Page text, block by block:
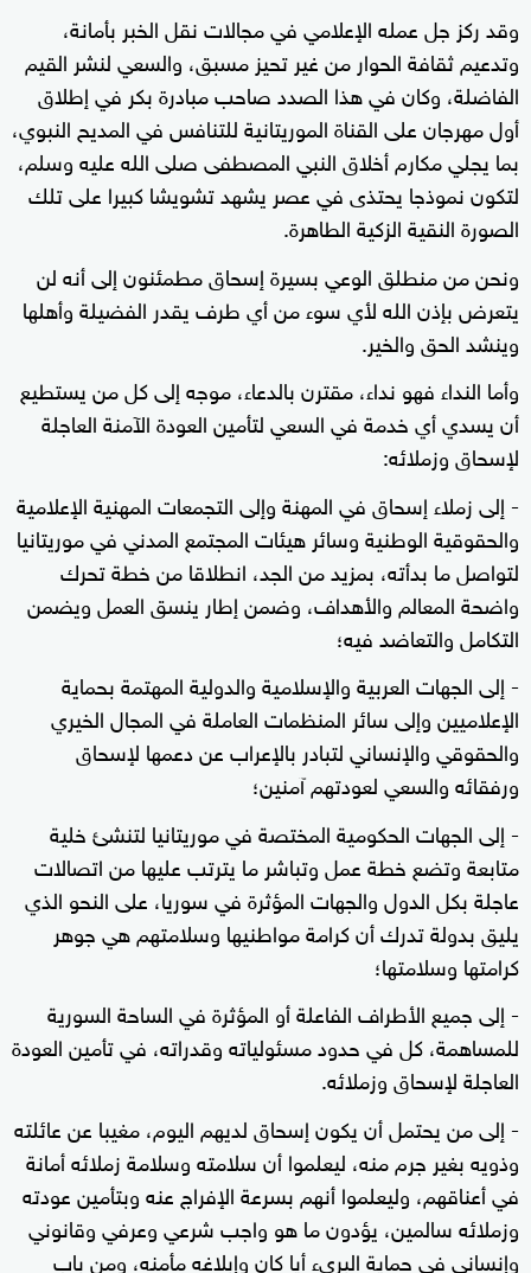
وقد ركز جل عمله الإعلامي في مجالات نقل الخبر بأمانة،
وتدعيم ثقافة الحوار من غير تحيز مسبق، والسعي لنشر القيم
الفاضلة، وكان في هذا الصدد صاحب مبادرة بكر في إطلاق
أول مهرجان على القناة الموريتانية للتنافس في المديح النبوي،
بما يجلي مكارم أخلاق النبي المصطفى صلى الله عليه وسلم،
لتكون نموذجا يحتذى في عصر يشهد تشويشا كبيرا على تلك
الصورة النقية الزكية الطاهرة.
ونحن من منطلق الوعي بسيرة إسحاق مطمئنون إلى أنه لن
يتعرض بإذن الله لأي سوء من أي طرف يقدر الفضيلة وأهلها
وينشد الحق والخير.
وأما النداء فهو نداء، مقترن بالدعاء، موجه إلى كل من يستطيع
أن يسدي أي خدمة في السعي لتأمين العودة الآمنة العاجلة
لإسحاق وزملائه:
- إلى زملاء إسحاق في المهنة وإلى التجمعات المهنية الإعلامية
والحقوقية الوطنية وسائر هيئات المجتمع المدني في موريتانيا
لتواصل ما بدأته، بمزيد من الجد، انطلاقا من خطة تحرك
واضحة المعالم والأهداف، وضمن إطار ينسق العمل ويضمن
التكامل والتعاضد فيه؛
- إلى الجهات العربية والإسلامية والدولية المهتمة بحماية
الإعلاميين وإلى سائر المنظمات العاملة في المجال الخيري
والحقوقي والإنساني لتبادر بالإعراب عن دعمها لإسحاق
ورفقائه والسعي لعودتهم آمنين؛
- إلى الجهات الحكومية المختصة في موريتانيا لتنشئ خلية
متابعة وتضع خطة عمل وتباشر ما يترتب عليها من اتصالات
عاجلة بكل الدول والجهات المؤثرة في سوريا، على النحو الذي
يليق بدولة تدرك أن كرامة مواطنيها وسلامتهم هي جوهر
كرامتها وسلامتها؛
- إلى جميع الأطراف الفاعلة أو المؤثرة في الساحة السورية
للمساهمة، كل في حدود مسئولياته وقدراته، في تأمين العودة
العاجلة لإسحاق وزملائه.
- إلى من يحتمل أن يكون إسحاق لديهم اليوم، مغيبا عن عائلته
وذويه بغير جرم منه، ليعلموا أن سلامته وسلامة زملائه أمانة
في أعناقهم، وليعلموا أنهم بسرعة الإفراج عنه وبتأمين عودته
وزملائه سالمين، يؤدون ما هو واجب شرعي وعرفي وقانوني
وإنساني في حماية البريء أيا كان وإبلاغه مأمنه، ومن باب